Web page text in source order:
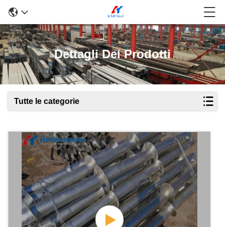
Dettagli Dei Prodotti
Tutte le categorie